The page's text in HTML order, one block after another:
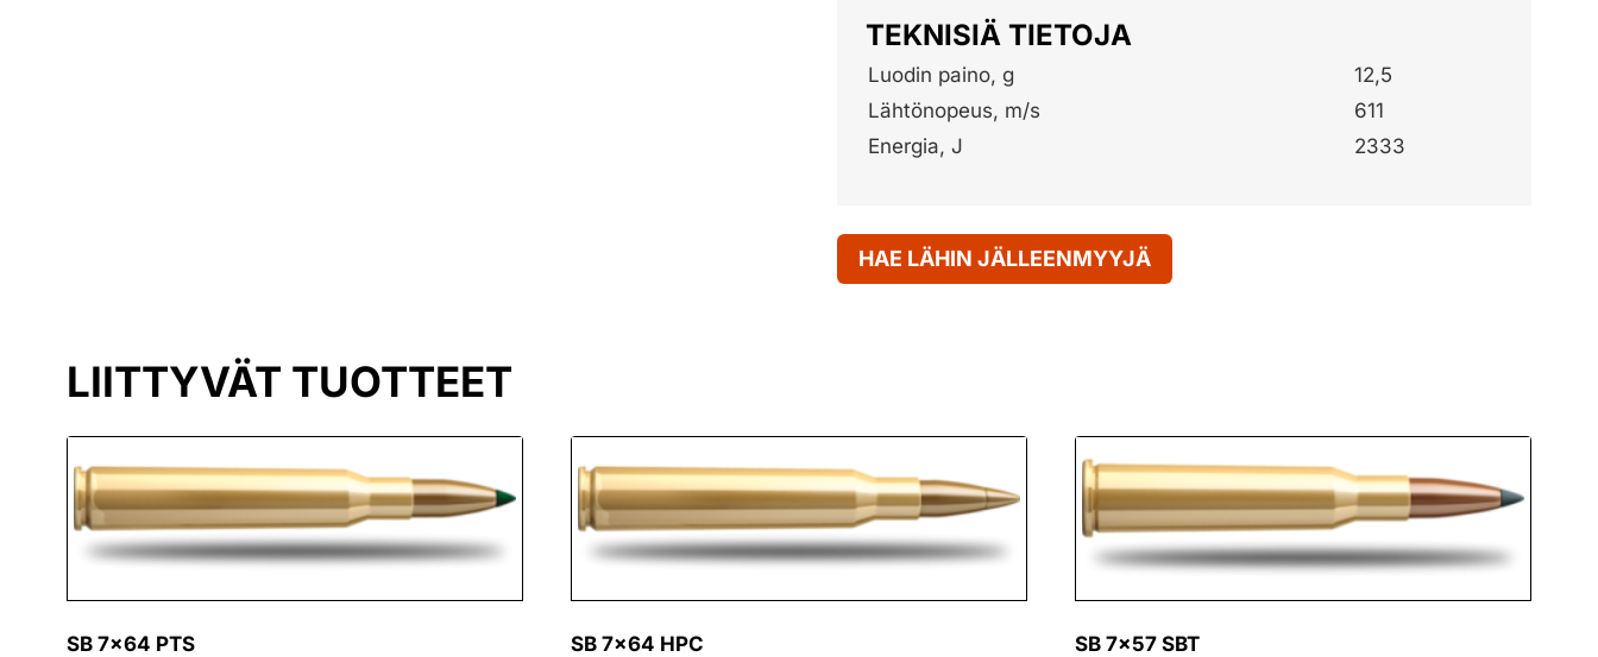
TEKNISIÄ TIETOJA
Luodin paino, g
12,5
Lähtönopeus, m/s
611
Energia, J
2333
HAE LÄHIN JÄLLEENMYYJÄ
LIITTYVÄT TUOTTEET
SB 7×64 PTS SB 7×64 HPC SB 7×57 SBT